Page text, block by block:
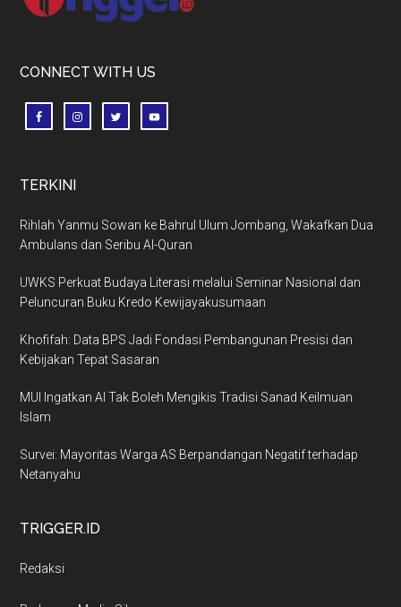
CONNECT WITH US
TERKINI
Rihlah Yanmu Sowan ke Bahrul Ulum Jombang, Wakafkan Dua
Ambulans dan Seribu Al-Quran
UWKS Perkuat Budaya Literasi melalui Seminar Nasional dan
Peluncuran Buku Kredo Kewijayakusumaan
Khofifah: Data BPS Jadi Fondasi Pembangunan Presisi dan
Kebijakan Tepat Sasaran
MUI Ingatkan AI Tak Boleh Mengikis Tradisi Sanad Keilmuan
Islam
Survei: Mayoritas Warga AS Berpandangan Negatif terhadap
Netanyahu
TRIGGER.ID
Redaksi